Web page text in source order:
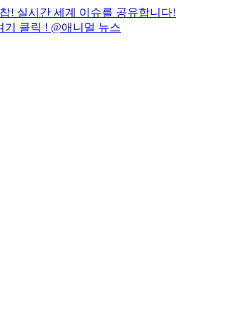
! 실시간 세계 이슈를 공유합니다!
기 클릭 ! @애니멀 뉴스